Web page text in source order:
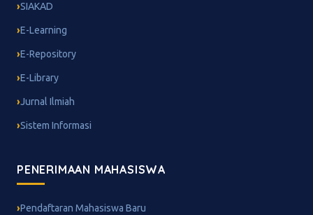
SIAKAD
E-Learning
E-Repository
E-Library
Jurnal Ilmiah
Sistem Informasi
PENERIMAAN MAHASISWA
Pendaftaran Mahasiswa Baru